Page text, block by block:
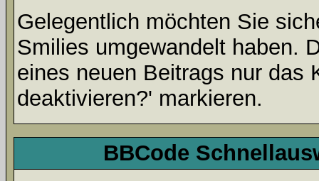
Gelegentlich möchten Sie
Smilies umgewandelt haben.
eines neuen Beitrags nur das
deaktivieren?' markieren.
BBCode